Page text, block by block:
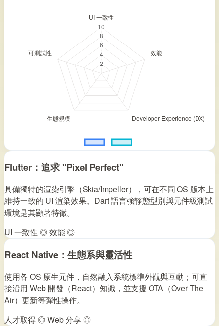
Flutter：追求 "Pixel Perfect"
具備獨特的渲染引擎（Skia/Impeller），可在不同 OS 版本上
維持一致的 UI 渲染效果。Dart 語言強靜態型別與元件級測試
環境是其顯著特徵。
UI 一致性 ◎效能 ◎
React Native：生態系與靈活性
使用各 OS 原生元件，自然融入系統標準外觀與互動；可直
接沿用 Web 開發（React）知識，並支援 OTA（Over The
Air）更新等彈性操作。
人才取得 ◎Web 分享 ◎